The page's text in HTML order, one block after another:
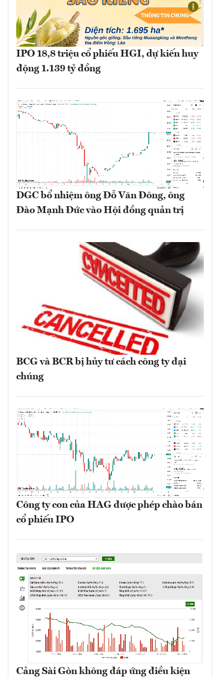
IPO 18,8 triệu cổ phiếu HGI, dự kiến huy
động 1.139 tỷ đồng
DGC bổ nhiệm ông Đỗ Văn Đông, ông
Đào Mạnh Đức vào Hội đồng quản trị
BCG và BCR bị hủy tư cách công ty đại
chúng
Công ty con của HAG được phép chào bán
cổ phiếu IPO
Cảng Sài Gòn không đáp ứng điều kiện